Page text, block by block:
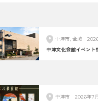
中津市, 全域
中津文化会館イベント
中津市
2026年7